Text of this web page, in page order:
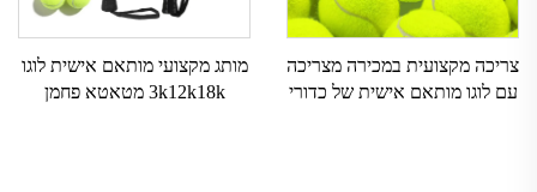
צריכה מקצועית במכירה מצריכה
עם לוגו מותאם אישית של כדורי
מותג מקצועי מותאם אישית לוגו
3k12k18k מטאטא פחמן